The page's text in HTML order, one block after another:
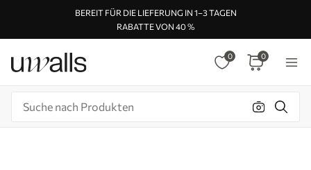
BEREIT FÜR DIE LIEFERUNG IN 1–3 TAGEN
RABATTE VON 40 %
0 0